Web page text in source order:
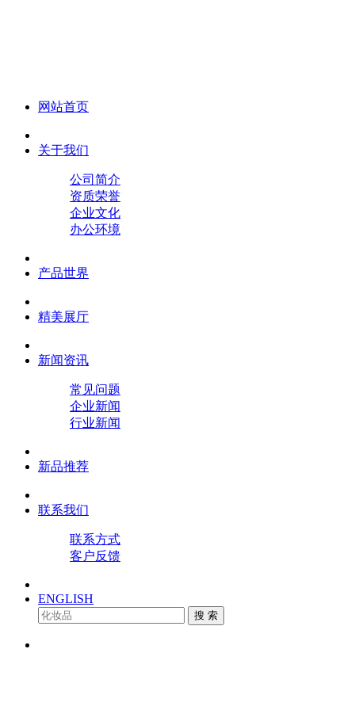
网站首页
关于我们
公司简介
资质荣誉
企业文化
办公环境
产品世界
精美展厅
新闻资讯
常见问题
企业新闻
行业新闻
新品推荐
联系我们
联系方式
客户反馈
ENGLISH